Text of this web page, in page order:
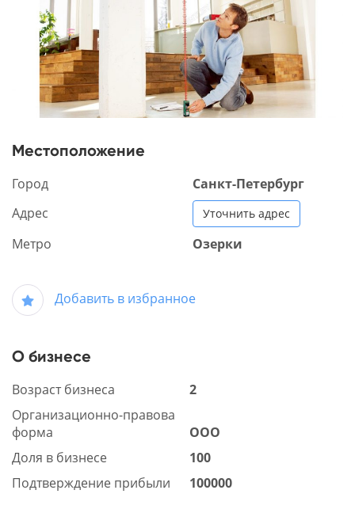
Местоположение
Город
Санкт-Петербург
Адрес
Уточнить адрес
Метро Озерки
Добавить в избранное
О бизнесе
Возраст бизнеса
2
Организационно-правова
форма
ООО
Доля в бизнесе
100
Подтверждение прибыли
100000